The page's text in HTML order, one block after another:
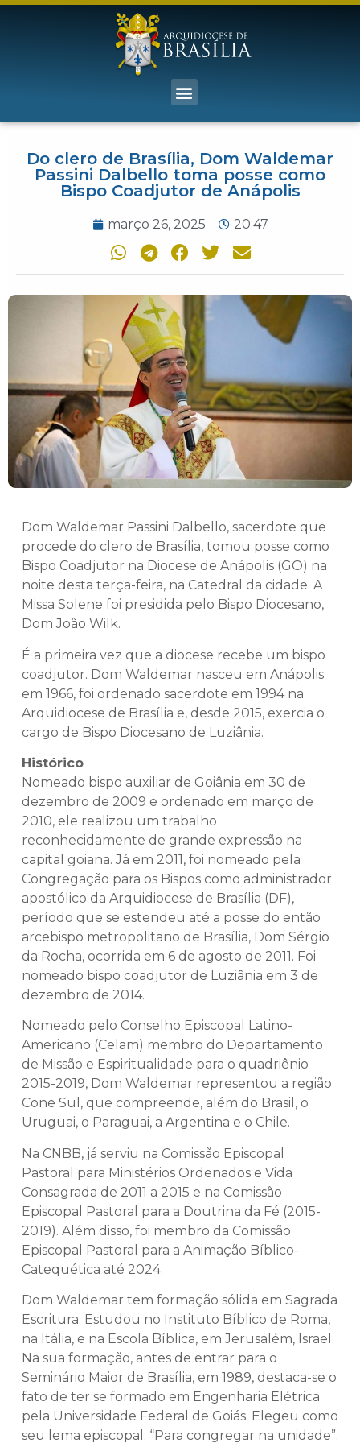
Do clero de Brasília, Dom Waldemar
Passini Dalbello toma posse como
Bispo Coadjutor de Anápolis
março 26, 2025 20:47
Dom Waldemar Passini Dalbello, sacerdote que
procede do clero de Brasília, tomou posse como
Bispo Coadjutor na Diocese de Anápolis (GO) na
noite desta terça-feira, na Catedral da cidade. A
Missa Solene foi presidida pelo Bispo Diocesano,
Dom João Wilk.
É a primeira vez que a diocese recebe um bispo
coadjutor. Dom Waldemar nasceu em Anápolis
em 1966, foi ordenado sacerdote em 1994 na
Arquidiocese de Brasília e, desde 2015, exercia o
cargo de Bispo Diocesano de Luziânia.
Histórico
Nomeado bispo auxiliar de Goiânia em 30 de
dezembro de 2009 e ordenado em março de
2010, ele realizou um trabalho
reconhecidamente de grande expressão na
capital goiana. Já em 2011, foi nomeado pela
Congregação para os Bispos como administrador
apostólico da Arquidiocese de Brasília (DF),
período que se estendeu até a posse do então
arcebispo metropolitano de Brasília, Dom Sérgio
da Rocha, ocorrida em 6 de agosto de 2011. Foi
nomeado bispo coadjutor de Luziânia em 3 de
dezembro de 2014.
Nomeado pelo Conselho Episcopal Latino-
Americano (Celam) membro do Departamento
de Missão e Espiritualidade para o quadriênio
2015-2019, Dom Waldemar representou a região
Cone Sul, que compreende, além do Brasil, o
Uruguai, o Paraguai, a Argentina e o Chile.
Na CNBB, já serviu na Comissão Episcopal
Pastoral para Ministérios Ordenados e Vida
Consagrada de 2011 a 2015 e na Comissão
Episcopal Pastoral para a Doutrina da Fé (2015-
2019). Além disso, foi membro da Comissão
Episcopal Pastoral para a Animação Bíblico-
Catequética até 2024.
Dom Waldemar tem formação sólida em Sagrada
Escritura. Estudou no Instituto Bíblico de Roma,
na Itália, e na Escola Bíblica, em Jerusalém, Israel.
Na sua formação, antes de entrar para o
Seminário Maior de Brasília, em 1989, destaca-se o
fato de ter se formado em Engenharia Elétrica
pela Universidade Federal de Goiás. Elegeu como
seu lema episcopal: “Para congregar na unidade”.